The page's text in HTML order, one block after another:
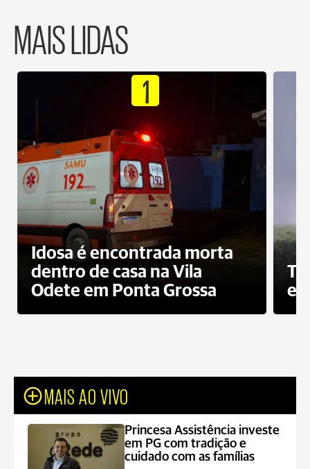
MAIS LIDAS
1
Idosa é encontrada morta
dentro de casa na Vila
Odete em Ponta Grossa
e
MAIS AO VIVO
Princesa Assistência investe
em PG com tradição e
cuidado com as famílias